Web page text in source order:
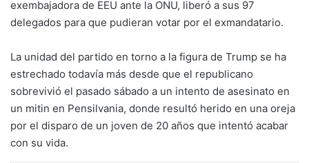
exembajadora de EEU ante la ONU, liberó a sus 97
delegados para que pudieran votar por el exmandatario.
La unidad del partido en torno a la figura de Trump se ha
estrechado todavía más desde que el republicano
sobrevivió el pasado sábado a un intento de asesinato en
un mitin en Pensilvania, donde resultó herido en una oreja
por el disparo de un joven de 20 años que intentó acabar
con su vida.